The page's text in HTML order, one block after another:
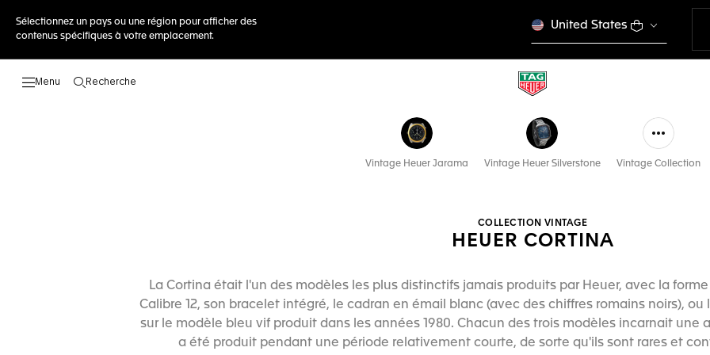
Sélectionnez un pays ou une région pour afficher des
contenus spécifiques à votre emplacement.
United States
Recherche
Vintage Heuer Jarama Vintage Heuer Silverstone Vintage Collection
COLLECTION VINTAGE
HEUER CORTINA
La Cortina était l'un des modèles les plus distinctifs jamais produits par Heuer, avec la
Calibre 12, son bracelet intégré, le cadran en émail blanc (avec des chiffres romains noirs),
sur le modèle bleu vif produit dans les années 1980. Chacun des trois modèles incarnait
a été produit pendant une période relativement courte, de sorte qu'ils sont rares et